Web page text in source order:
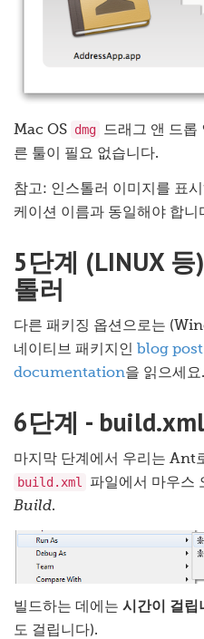
Mac OS dmg 드래그 앤 드롭
른 툴이 필요 없습니다.
참고: 인스톨러 이미지를 표
케이션 이름과 동일해야 합니
5단계 (LINUX
톨러
다른 패키징 옵션으로는
네이티브 패키지인 blog post
documentation을 읽으세요.
6단계 -
마지막 단계에서 우리는 Ant
build.xml
파일에서 마우스
Build.
빌드하는 데에는 시간이 걸립
도 걸립니다).